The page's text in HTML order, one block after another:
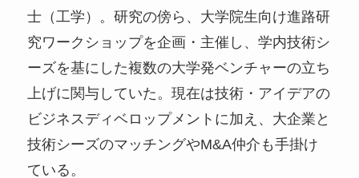
士（工学）。研究の傍ら、大学院生向け進路研
究ワークショップを企画・主催し、学内技術シ
ーズを基にした複数の大学発ベンチャーの立ち
上げに関与していた。現在は技術・アイデアの
ビジネスディベロップメントに加え、大企業と
技術シーズのマッチングやM&A仲介も手掛け
ている。